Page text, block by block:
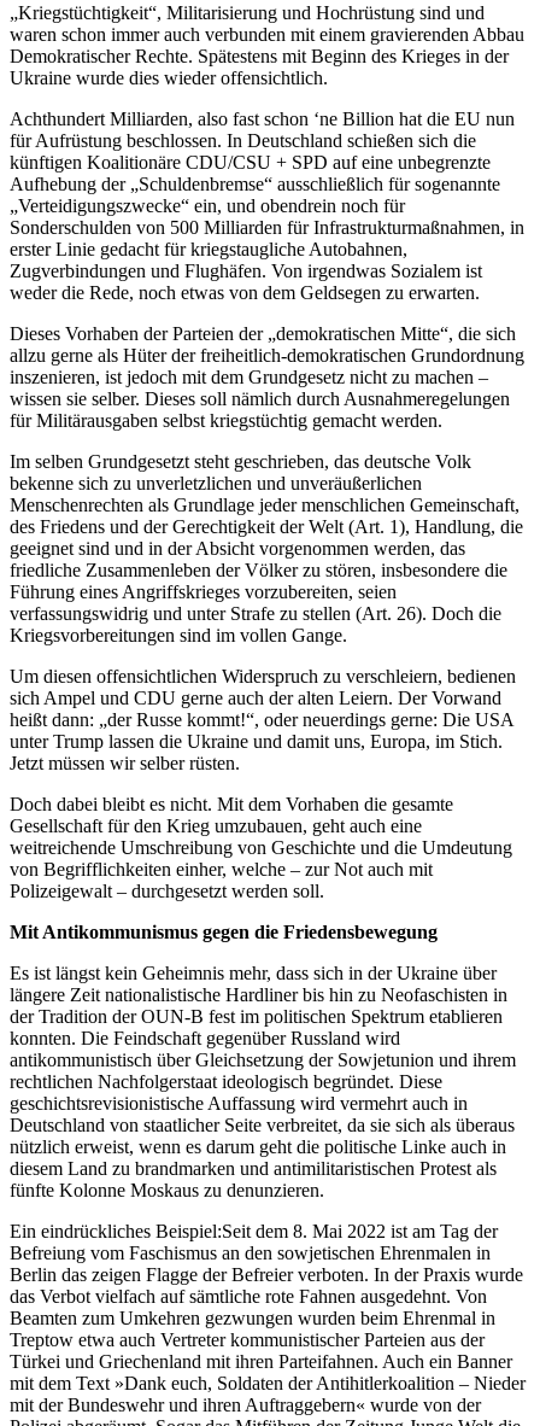
„Kriegstüchtigkeit“, Militarisierung und Hochrüstung sind und
waren schon immer auch verbunden mit einem gravierenden Abbau
Demokratischer Rechte. Spätestens mit Beginn des Krieges in der
Ukraine wurde dies wieder offensichtlich.
Achthundert Milliarden, also fast schon ‘ne Billion hat die EU nun
für Aufrüstung beschlossen. In Deutschland schießen sich die
künftigen Koalitionäre CDU/CSU + SPD auf eine unbegrenzte
Aufhebung der „Schuldenbremse“ ausschließlich für sogenannte
„Verteidigungszwecke“ ein, und obendrein noch für
Sonderschulden von 500 Milliarden für Infrastrukturmaßnahmen, in
erster Linie gedacht für kriegstaugliche Autobahnen,
Zugverbindungen und Flughäfen. Von irgendwas Sozialem ist
weder die Rede, noch etwas von dem Geldsegen zu erwarten.
Dieses Vorhaben der Parteien der „demokratischen Mitte“, die sich
allzu gerne als Hüter der freiheitlich-demokratischen Grundordnung
inszenieren, ist jedoch mit dem Grundgesetz nicht zu machen –
wissen sie selber. Dieses soll nämlich durch Ausnahmeregelungen
für Militärausgaben selbst kriegstüchtig gemacht werden.
Im selben Grundgesetzt steht geschrieben, das deutsche Volk
bekenne sich zu unverletzlichen und unveräußerlichen
Menschenrechten als Grundlage jeder menschlichen Gemeinschaft,
des Friedens und der Gerechtigkeit der Welt (Art. 1), Handlung, die
geeignet sind und in der Absicht vorgenommen werden, das
friedliche Zusammenleben der Völker zu stören, insbesondere die
Führung eines Angriffskrieges vorzubereiten, seien
verfassungswidrig und unter Strafe zu stellen (Art. 26). Doch die
Kriegsvorbereitungen sind im vollen Gange.
Um diesen offensichtlichen Widerspruch zu verschleiern, bedienen
sich Ampel und CDU gerne auch der alten Leiern. Der Vorwand
heißt dann: „der Russe kommt!“, oder neuerdings gerne: Die USA
unter Trump lassen die Ukraine und damit uns, Europa, im Stich.
Jetzt müssen wir selber rüsten.
Doch dabei bleibt es nicht. Mit dem Vorhaben die gesamte
Gesellschaft für den Krieg umzubauen, geht auch eine
weitreichende Umschreibung von Geschichte und die Umdeutung
von Begrifflichkeiten einher, welche – zur Not auch mit
Polizeigewalt – durchgesetzt werden soll.
Mit Antikommunismus gegen die Friedensbewegung
Es ist längst kein Geheimnis mehr, dass sich in der Ukraine über
längere Zeit nationalistische Hardliner bis hin zu Neofaschisten in
der Tradition der OUN-B fest im politischen Spektrum etablieren
konnten. Die Feindschaft gegenüber Russland wird
antikommunistisch über Gleichsetzung der Sowjetunion und ihrem
rechtlichen Nachfolgerstaat ideologisch begründet. Diese
geschichtsrevisionistische Auffassung wird vermehrt auch in
Deutschland von staatlicher Seite verbreitet, da sie sich als überaus
nützlich erweist, wenn es darum geht die politische Linke auch in
diesem Land zu brandmarken und antimilitaristischen Protest als
fünfte Kolonne Moskaus zu denunzieren.
Ein eindrückliches Beispiel:Seit dem 8. Mai 2022 ist am Tag der
Befreiung vom Faschismus an den sowjetischen Ehrenmalen in
Berlin das zeigen Flagge der Befreier verboten. In der Praxis wurde
das Verbot vielfach auf sämtliche rote Fahnen ausgedehnt. Von
Beamten zum Umkehren gezwungen wurden beim Ehrenmal in
Treptow etwa auch Vertreter kommunistischer Parteien aus der
Türkei und Griechenland mit ihren Parteifahnen. Auch ein Banner
mit dem Text »Dank euch, Soldaten der Antihitlerkoalition – Nieder
mit der Bundeswehr und ihren Auftraggebern« wurde von der